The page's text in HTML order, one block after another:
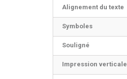
Alignement du texte
Symboles
Souligné
Impression verticale